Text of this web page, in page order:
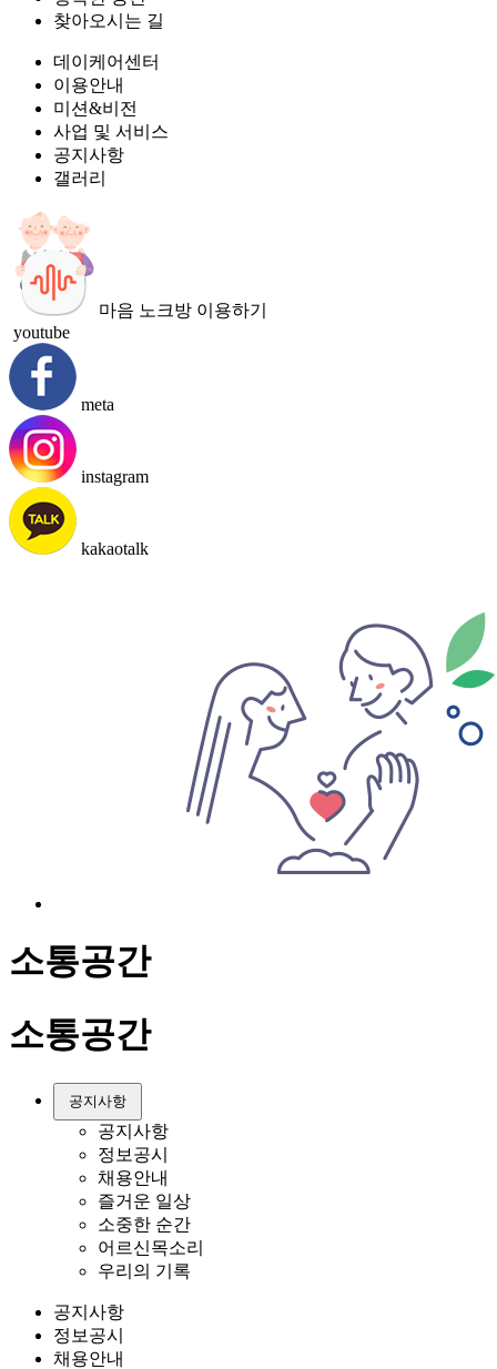
찾아오시는 길
데이케어센터
이용안내
미션&비전
사업 및 서비스
공지사항
갤러리
마음 노크방 이용하기
youtube
meta
instagram
kakaotalk
소통공간
소통공간
공지사항
공지사항
정보공시
채용안내
즐거운 일상
소중한 순간
어르신목소리
우리의 기록
공지사항
정보공시
채용안내